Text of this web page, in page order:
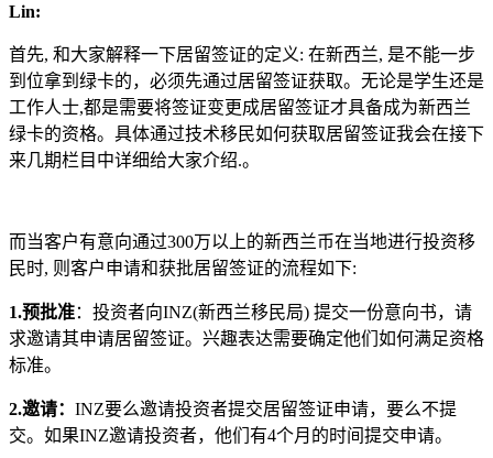
Lin:
首先, 和大家解释一下居留签证的定义: 在新西兰, 是不能一步
到位拿到绿卡的，必须先通过居留签证获取。无论是学生还是
工作人士,都是需要将签证变更成居留签证才具备成为新西兰
绿卡的资格。具体通过技术移民如何获取居留签证我会在接下
来几期栏目中详细给大家介绍.。
而当客户有意向通过300万以上的新西兰币在当地进行投资移
民时, 则客户申请和获批居留签证的流程如下:
1.预批准：投资者向INZ(新西兰移民局) 提交一份意向书，请
求邀请其申请居留签证。兴趣表达需要确定他们如何满足资格
标准。
2.邀请： INZ要么邀请投资者提交居留签证申请，要么不提
交。如果INZ邀请投资者，他们有4个月的时间提交申请。